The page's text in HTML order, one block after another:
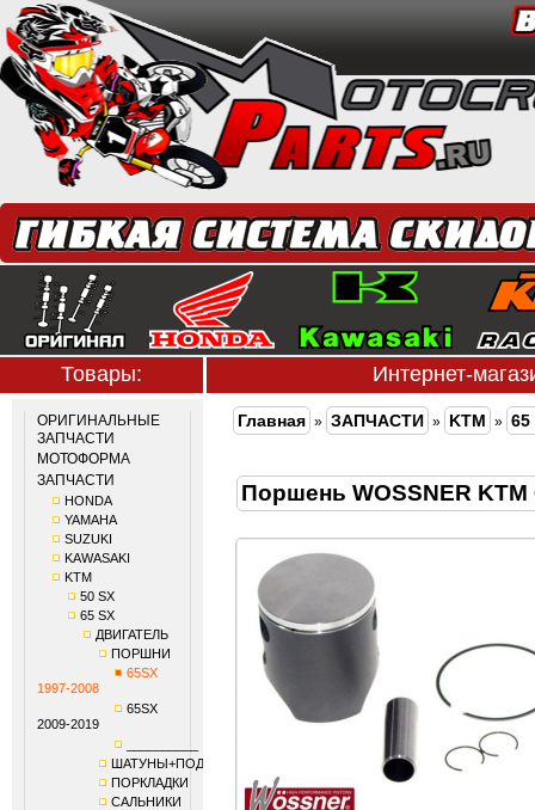
Товары: Интернет-
ОРИГИНАЛЬНЫЕ
ЗАПЧАСТИ
МОТОФОРМА
ЗАПЧАСТИ
HONDA
YAMAHA
SUZUKI
KAWASAKI
KTM
50 SX
65 SX
ДВИГАТЕЛЬ
ПОРШНИ
65SX
1997-2008
65SX
2009-2019
ШАТУНЫ+ПОДШИПНИКИ
ПОРКЛАДКИ
САЛЬНИКИ
Главная » ЗАПЧАСТИ » KTM » 65
Поршень WOSSNER KTM